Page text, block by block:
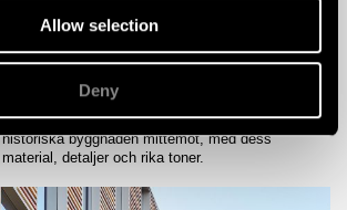
Allow selection
Deny
byggnad och ett landskap som ger utsikt över
campusets historiska arv, den nygotiska
Founder’s Building. Biblioteket har ett modernt
utförande men hämtar inspiration från den
historiska byggnaden mittemot, med dess
material, detaljer och rika toner.